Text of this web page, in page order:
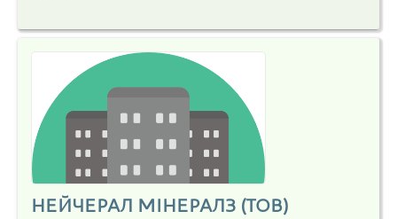
НЕЙЧЕРАЛ МІНЕРАЛЗ (ТОВ)